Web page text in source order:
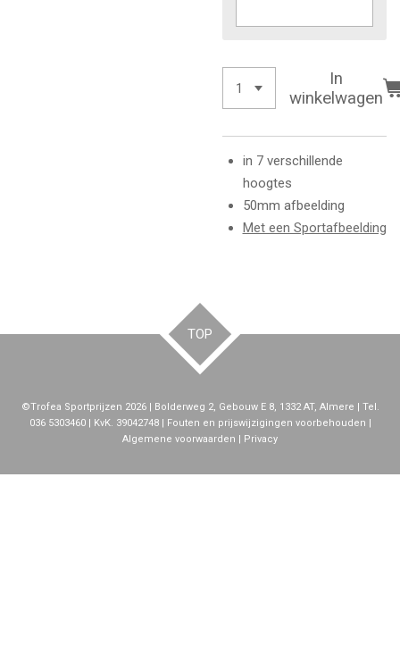
In
winkelwagen
in 7 verschillende
hoogtes
50mm afbeelding
Met een Sportafbeelding
TOP
©Trofea Sportprijzen 2026 | Bolderweg 2, Gebouw E 8, 1332 AT, Almere | Tel.
036 5303460 | KvK. 39042748 | Fouten en prijswijzigingen voorbehouden |
Algemene voorwaarden | Privacy